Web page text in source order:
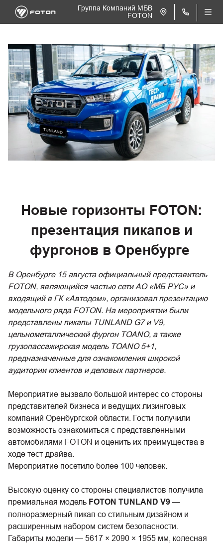
Группа Компаний МБВ
FOTON
Новые горизонты FOTON:
презентация пикапов и
фургонов в Оренбурге
В Оренбурге 15 августа официальный представитель
FOTON, являющийся частью сети АО «МБ РУС» и
входящий в ГК «Автодом», организовал презентацию
модельного ряда FOTON. На мероприятии были
представлены пикапы TUNLAND G7 и V9,
цельнометаллический фургон TOANO, а также
грузопассажирская модель TOANO 5+1,
предназначенные для ознакомления широкой
аудитории клиентов и деловых партнеров.
Мероприятие вызвало большой интерес со стороны
представителей бизнеса и ведущих лизинговых
компаний Оренбургской области. Гости получили
возможность ознакомиться с представленными
автомобилями FOTON и оценить их преимущества в
ходе тест-драйва.
Мероприятие посетило более 100 человек.
Высокую оценку со стороны специалистов получила
премиальная модель FOTON TUNLAND V9 —
полноразмерный пикап со стильным дизайном и
расширенным набором систем безопасности.
Габариты модели — 5617 × 2090 × 1955 мм, колесная